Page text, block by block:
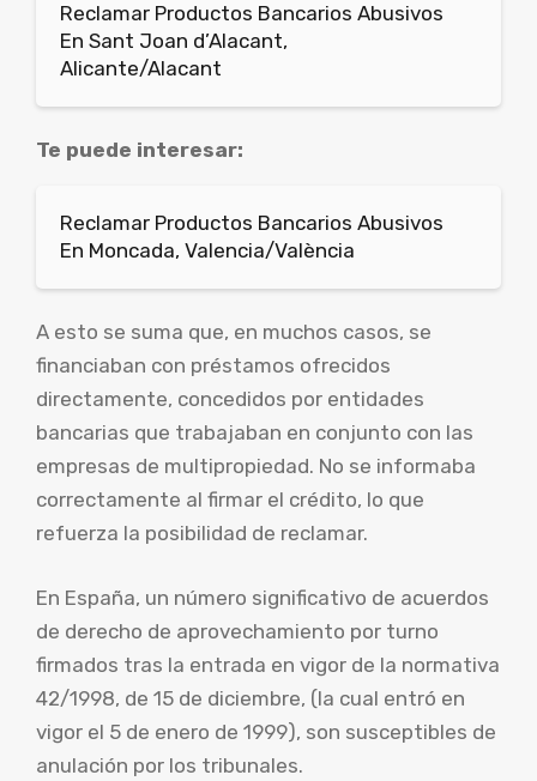
Reclamar Productos Bancarios Abusivos
En Sant Joan d’Alacant,
Alicante/Alacant
Te puede interesar:
Reclamar Productos Bancarios Abusivos
En Moncada, Valencia/València
A esto se suma que, en muchos casos, se
financiaban con préstamos ofrecidos
directamente, concedidos por entidades
bancarias que trabajaban en conjunto con las
empresas de multipropiedad. No se informaba
correctamente al firmar el crédito, lo que
refuerza la posibilidad de reclamar.
En España, un número significativo de acuerdos
de derecho de aprovechamiento por turno
firmados tras la entrada en vigor de la normativa
42/1998, de 15 de diciembre, (la cual entró en
vigor el 5 de enero de 1999), son susceptibles de
anulación por los tribunales.